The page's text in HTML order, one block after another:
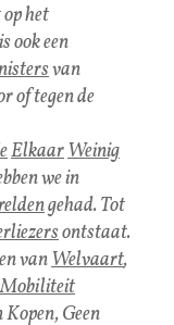
het
ook een
van
of tegen de
ElkaarWeinig
we in
gehad. Tot
ontstaat.
vanWelvaart,
Mobiliteit
Geen